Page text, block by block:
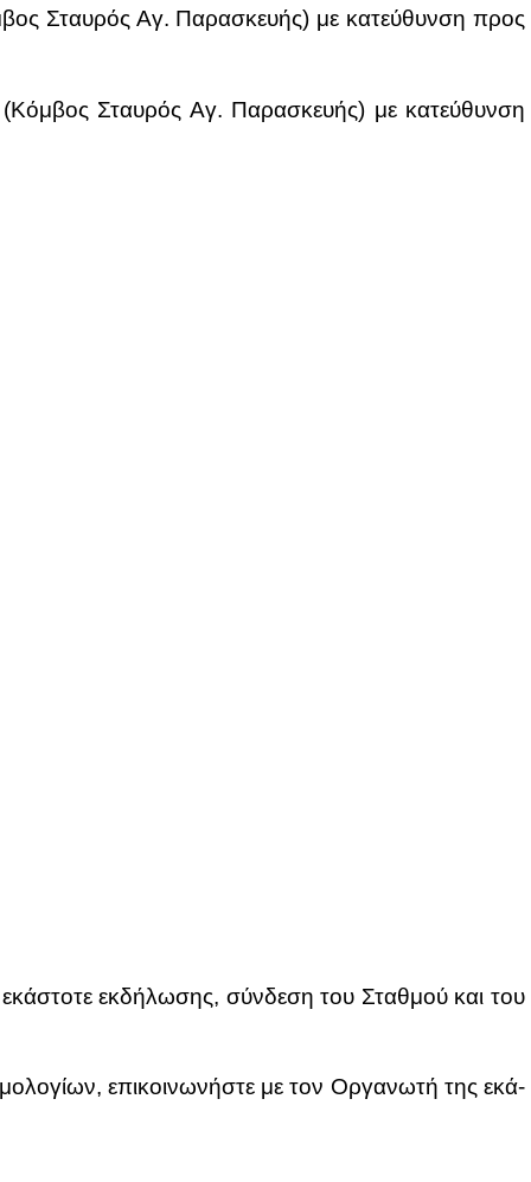
Σταυ­ρός Αγ. Πα­ρα­σκευ­ής) με κα­τεύ­θυν­ση προς
Σταυ­ρός Αγ. Πα­ρα­σκευ­ής) με κα­τεύ­θυν­ση
εκ­δή­λω­σης, σύν­δε­ση του Σταθ­μού και του
επι­κοι­νω­νή­στε με τον Ορ­γα­νω­τή της εκά­